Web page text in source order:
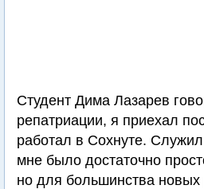
Студент Дима Лазарев
репатриации, я приехал
работал в Сохнуте.
мне было достаточно
но для большинства новых